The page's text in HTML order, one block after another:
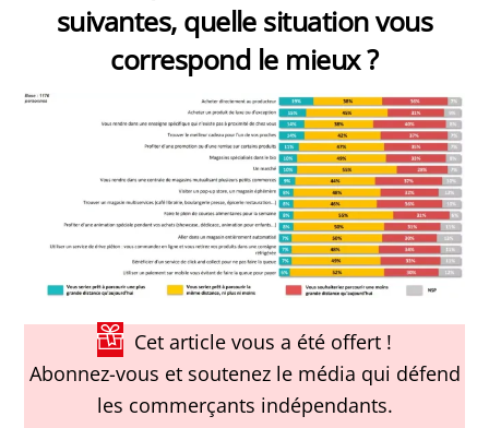
suivantes, quelle situation vous
correspond le mieux ?
Cet article vous a été offert !
Abonnez-vous et soutenez le média qui défend
les commerçants indépendants.